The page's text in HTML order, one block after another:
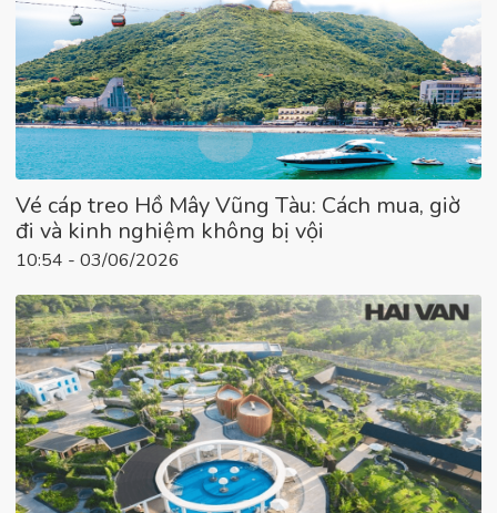
Vé cáp treo Hồ Mây Vũng Tàu: Cách mua, giờ
đi và kinh nghiệm không bị vội
10:54 - 03/06/2026